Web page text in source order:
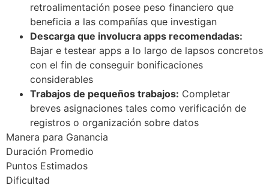
retroalimentación posee peso financiero que
beneficia a las compañías que investigan
Descarga que involucra apps recomendadas:
Bajar e testear apps a lo largo de lapsos concretos
con el fin de conseguir bonificaciones
considerables
Trabajos de pequeños trabajos: Completar
breves asignaciones tales como verificación de
registros o organización sobre datos
Manera para Ganancia
Duración Promedio
Puntos Estimados
Dificultad